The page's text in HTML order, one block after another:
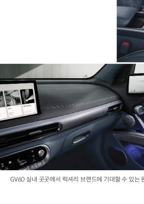
GV60 실내 곳곳에서 럭셔리 브랜드에 기대할 수 있는